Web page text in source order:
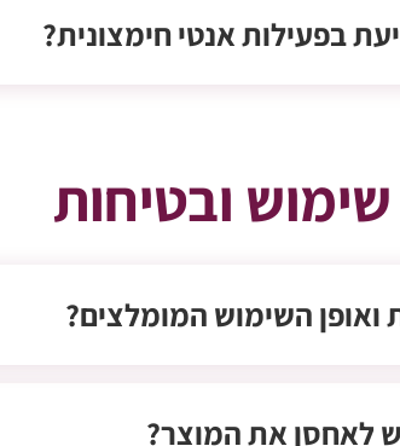
בפעילות אנטי חימצונית?
ובטיחות
ואופן השימוש המומלצים?
לאחסן את המוצר?